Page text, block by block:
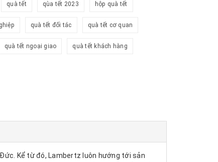
quà tết qùa tết 2023 hộp quà tết
quà tết đối tác quà tết cơ quan
quà tết ngoại giao quà tết khách hàng
Kể từ đó, Lambertz luôn hướng tới sản